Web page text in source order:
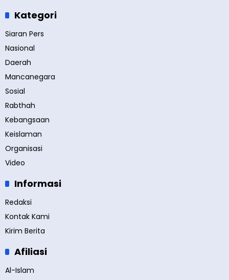
Kategori
Siaran Pers
Nasional
Daerah
Mancanegara
Sosial
Rabthah
Kebangsaan
Keislaman
Organisasi
Video
Informasi
Redaksi
Kontak Kami
Kirim Berita
Afiliasi
Al-Islam